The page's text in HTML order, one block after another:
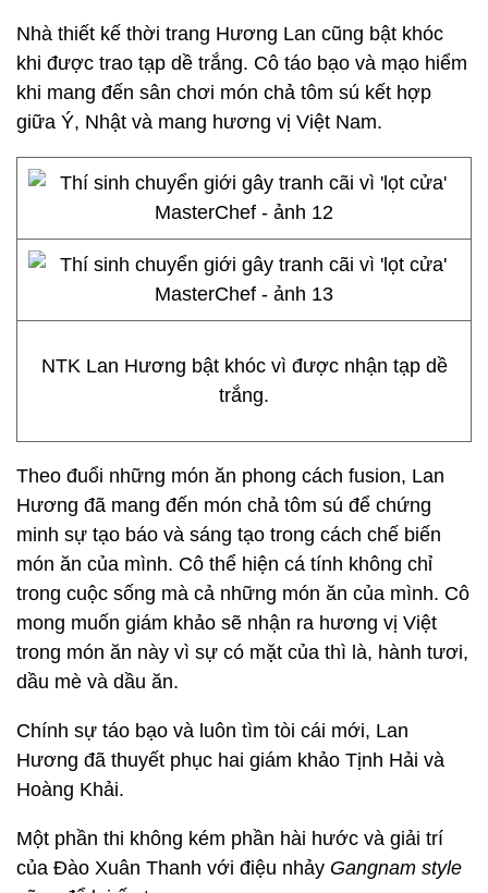
Nhà thiết kế thời trang Hương Lan cũng bật khóc
khi được trao tạp dề trắng. Cô táo bạo và mạo hiểm
khi mang đến sân chơi món chả tôm sú kết hợp
giữa Ý, Nhật và mang hương vị Việt Nam.
NTK Lan Hương bật khóc vì được nhận tạp dề
trắng.
Theo đuổi những món ăn phong cách fusion, Lan
Hương đã mang đến món chả tôm sú để chứng
minh sự tạo báo và sáng tạo trong cách chế biến
món ăn của mình. Cô thể hiện cá tính không chỉ
trong cuộc sống mà cả những món ăn của mình. Cô
mong muốn giám khảo sẽ nhận ra hương vị Việt
trong món ăn này vì sự có mặt của thì là, hành tươi,
dầu mè và dầu ăn.
Chính sự táo bạo và luôn tìm tòi cái mới, Lan
Hương đã thuyết phục hai giám khảo Tịnh Hải và
Hoàng Khải.
Một phần thi không kém phần hài hước và giải trí
của Đào Xuân Thanh với điệu nhảy Gangnam style